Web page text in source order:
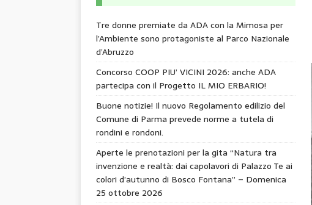
Tre donne premiate da ADA con la Mimosa per
l’Ambiente sono protagoniste al Parco Nazionale
d’Abruzzo
Concorso COOP PIU’ VICINI 2026: anche ADA
partecipa con il Progetto IL MIO ERBARIO!
Buone notizie! Il nuovo Regolamento edilizio del
Comune di Parma prevede norme a tutela di
rondini e rondoni.
Aperte le prenotazioni per la gita “Natura tra
invenzione e realtà: dai capolavori di Palazzo Te ai
colori d’autunno di Bosco Fontana” – Domenica
25 ottobre 2026